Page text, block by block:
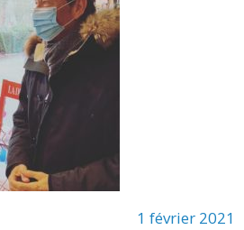
1 février 2021